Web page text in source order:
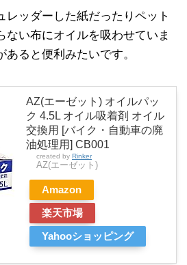
レッダーした紙だったりペット
ない布にオイルを吸わせていま
ると便利みたいです。
AZ(エーゼット) オイルパッ
ク 4.5L オイル吸着剤 オイル
交換用 [バイク・自動車の廃
油処理用] CB001
created by Rinker
AZ(エーゼット)
Amazon
楽天市場
Yahooショッピング